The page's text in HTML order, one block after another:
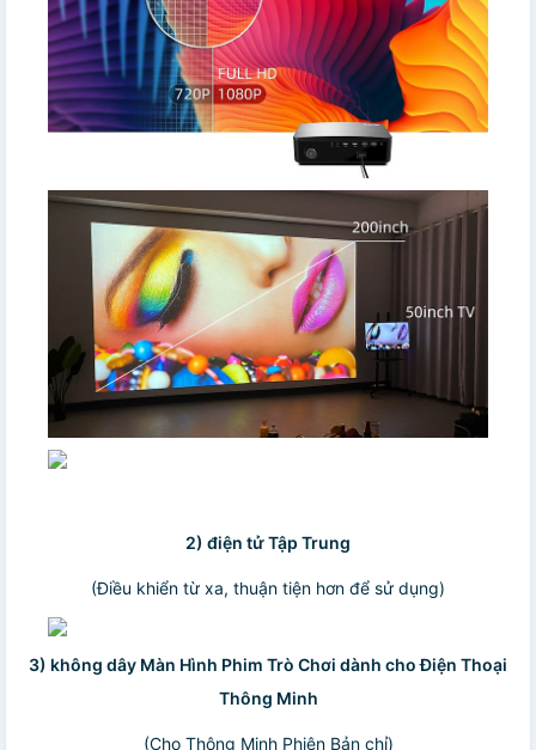
2) điện tử Tập Trung
(Điều khiển từ xa, thuận tiện hơn để sử dụng)
3) không dây Màn Hình Phim Trò Chơi dành cho Điện Thoại
Thông Minh
(Cho Thông Minh Phiên Bản chỉ)